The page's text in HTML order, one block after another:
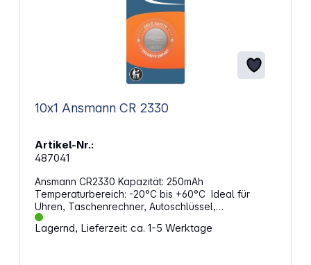
10x1 Ansmann CR 2330
Artikel-Nr.:
487041
Ansmann CR2330 Kapazität: 250mAh
Temperaturbereich: -20°C bis +60°C Ideal für
Uhren, Taschenrechner, Autoschlüssel,
Digitalkameras etc. Alternative Artikelbezeichnung:
BR2330, DL2330, ECR2330, KCR2330, KL2330,
Lagernd, Lieferzeit: ca. 1-5 Werktage